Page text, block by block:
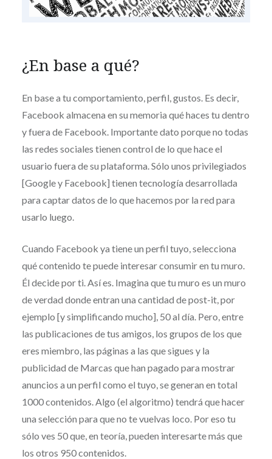
¿En base a qué?
En base a tu comportamiento, perfil, gustos. Es decir,
Facebook almacena en su memoria qué haces tu dentro
y fuera de Facebook. Importante dato porque no todas
las redes sociales tienen control de lo que hace el
usuario fuera de su plataforma. Sólo unos privilegiados
[Google y Facebook] tienen tecnología desarrollada
para captar datos de lo que hacemos por la red para
usarlo luego.
Cuando Facebook ya tiene un perfil tuyo, selecciona
qué contenido te puede interesar consumir en tu muro.
Él decide por ti. Así es. Imagina que tu muro es un muro
de verdad donde entran una cantidad de post-it, por
ejemplo [y simplificando mucho], 50 al día. Pero, entre
las publicaciones de tus amigos, los grupos de los que
eres miembro, las páginas a las que sigues y la
publicidad de Marcas que han pagado para mostrar
anuncios a un perfil como el tuyo, se generan en total
1000 contenidos. Algo (el algoritmo) tendrá que hacer
una selección para que no te vuelvas loco. Por eso tu
sólo ves 50 que, en teoría, pueden interesarte más que
los otros 950 contenidos.